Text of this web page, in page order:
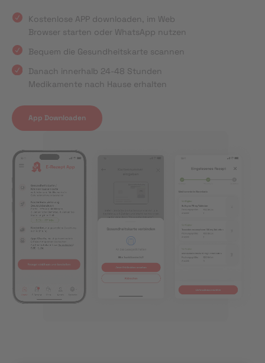
Kostenlose APP downloaden, im Web
Browser starten oder WhatsApp nutzen
Bequem die Gesundheitskarte scannen
Danach innerhalb 24-48 Stunden
Medikamente nach Hause erhalten
App Downloaden